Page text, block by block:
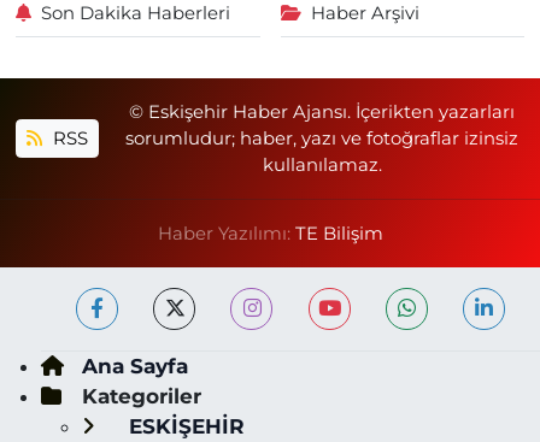
Son Dakika Haberleri Haber Arşivi
RSS
© Eskişehir Haber Ajansı. İçerikten yazarları
sorumludur; haber, yazı ve fotoğraflar izinsiz
kullanılamaz.
Haber Yazılımı: TE Bilişim
Ana Sayfa
Kategoriler
ESKİŞEHİR